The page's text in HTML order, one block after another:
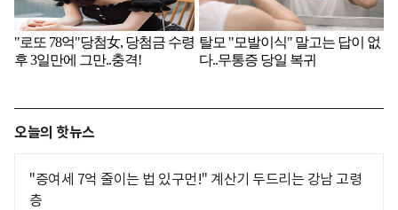
오늘의 핫뉴스
"증여세 7억 줄이는 법 있구먼!" 계산기 두드리는 강남 고령
층